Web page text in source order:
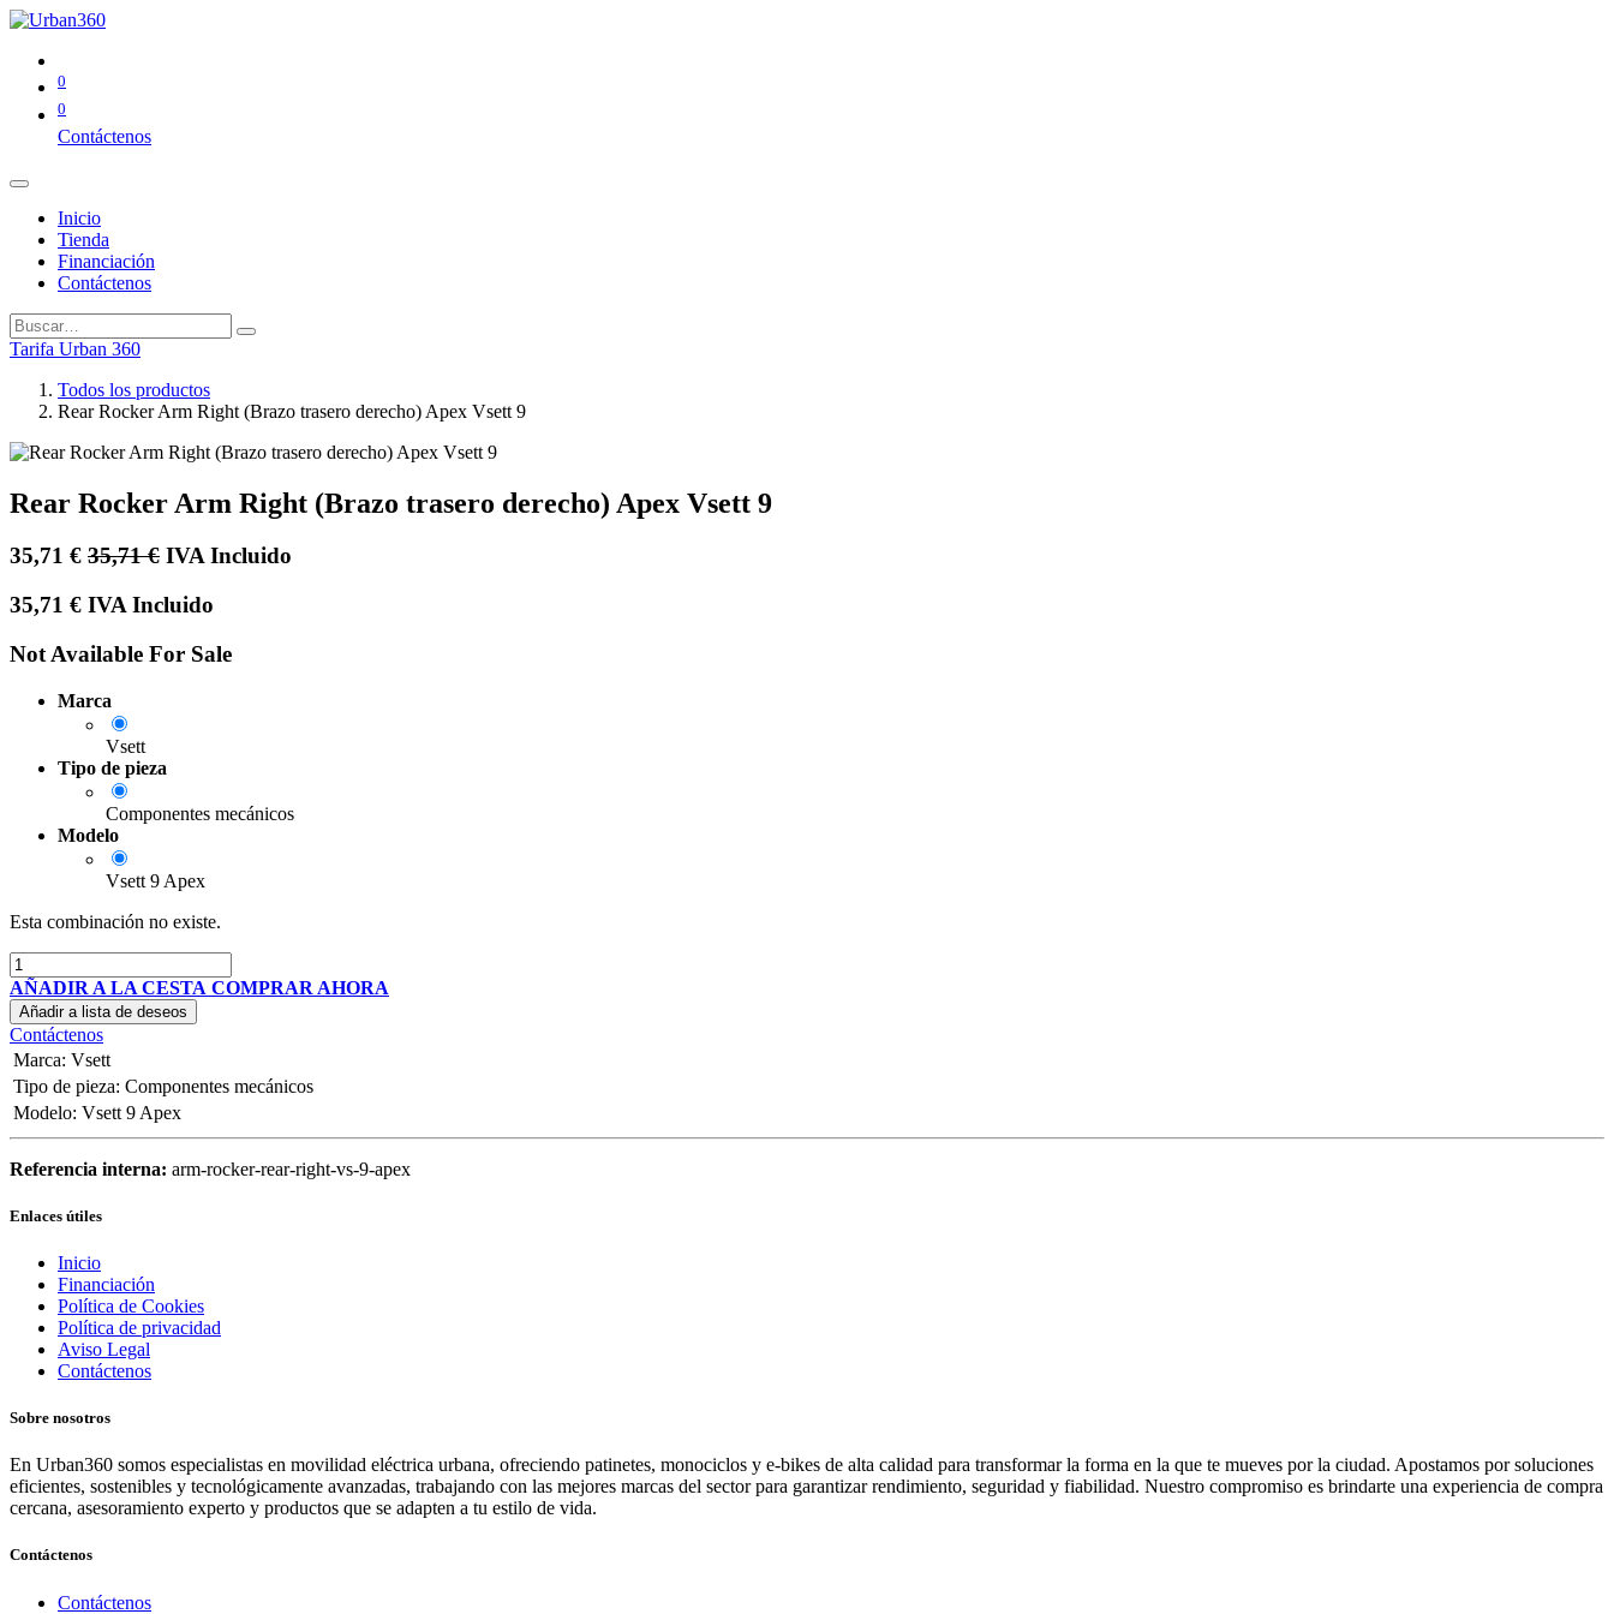
0
0
Contáctenos
Inicio
Tienda
Financiación
Contáctenos
Tarifa Urban 360
Todos los productos
Rear Rocker Arm Right (Brazo trasero derecho) Apex Vsett 9
Rear Rocker Arm Right (Brazo trasero derecho) Apex Vsett 9
35,71 € 35,71€ IVA Incluido
35,71 € IVA Incluido
Not Available For Sale
Marca
Vsett
Tipo de pieza
Componentes mecánicos
Modelo
Vsett 9 Apex
Esta combinación no existe.
AÑADIR A LA CESTA COMPRAR AHORA
Añadir a lista de deseos
Contáctenos
Marca: Vsett
Tipo de pieza: Componentes mecánicos
Modelo: Vsett 9 Apex
Referencia interna: arm-rocker-rear-right-vs-9-apex
Enlaces útiles
Inicio
Financiación
Política de Cookies
Política de privacidad
Aviso Legal
Contáctenos
Sobre nosotros
En Urban360 somos especialistas en movilidad eléctrica urbana, ofreciendo patinetes, monociclos y e-bikes de alta calidad para transformar la forma en la que te mueves por la ciudad. Apostamos por soluciones
eficientes, sostenibles y tecnológicamente avanzadas, trabajando con las mejores marcas del sector para garantizar rendimiento, seguridad y fiabilidad. Nuestro compromiso es brindarte una experiencia de compra
cercana, asesoramiento experto y productos que se adapten a tu estilo de vida.
Contáctenos
Contáctenos